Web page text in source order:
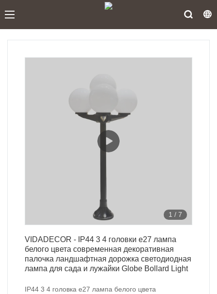
1 / 7
VIDADECOR - IP44 3 4 головки e27 лампа
белого цвета современная декоративная
палочка ландшафтная дорожка светодиодная
лампа для сада и лужайки Globe Bollard Light
IP44 3 4 головка e27 лампа белого цвета